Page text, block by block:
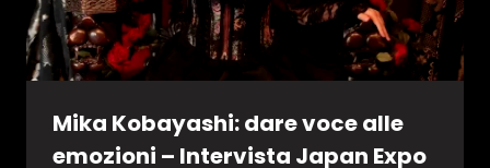
Mika Kobayashi: dare voce alle
emozioni – Intervista Japan Expo